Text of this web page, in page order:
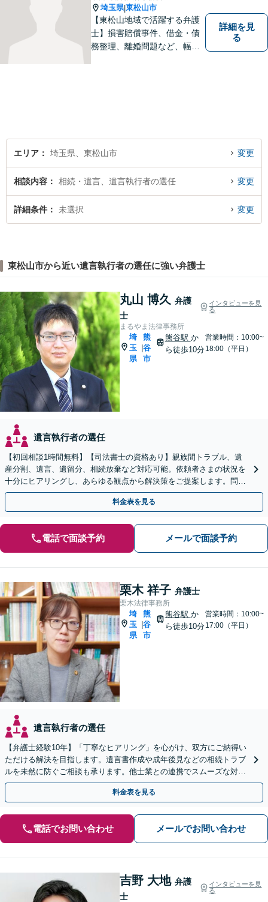
埼玉県|東松山市
【東松山地域で活躍する弁護
士】損害賠償事件、借金・債
務整理、離婚問題など、幅広
詳細を見
る
エリア 埼玉県、東松山市 変更
相談内容 相続・遺言、遺言執行者の選任 変更
詳細条件 未選択 変更
東松山市から近い遺言執行者の選任に強い弁護士
丸山 博久 弁護
士
インタビューを見
る
まるやま法律事務所
埼
玉
県
|
熊
谷
市
熊谷駅 か
ら徒歩10分
営業時間：10:00~
18:00（平日）
遺言執行者の選任
【初回相談1時間無料】【司法書士の資格あり】親族間トラブル、遺
産分割、遺言、遺留分、相続放棄など対応可能。依頼者さまの状況を
十分にヒアリングし、あらゆる観点から解決策をご提案します。問題
が複雑化する前にご相談ください。【熊谷駅徒歩10分】
料金表を見る
電話で面談予約 メールで面談予約
栗木 祥子 弁護士
栗木法律事務所
埼
玉
県
|
熊
谷
市
熊谷駅 か
ら徒歩10分
営業時間：10:00~
17:00（平日）
遺言執行者の選任
【弁護士経験10年】「丁寧なヒアリング」を心がけ、双方にご納得い
ただける解決を目指します。遺言書作成や成年後見などの相続トラブ
ルを未然に防ぐご相談も承ります。他士業との連携でスムーズな対処
が可能です
料金表を見る
電話でお問い合わせ メールでお問い合わせ
吉野 大地 弁護
士
インタビューを見
る